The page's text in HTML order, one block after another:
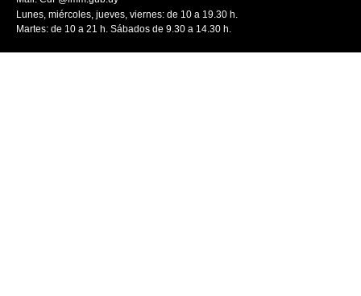
Lunes, miércoles, jueves, viernes: de 10 a 19.30 h.
Martes: de 10 a 21 h. Sábados de 9.30 a 14.30 h.